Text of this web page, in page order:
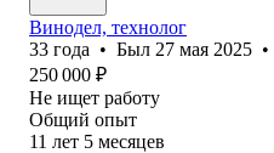
Винодел, технолог
33 года • Был 27 мая 2025 •
250 000 ₽
Не ищет работу
Общий опыт
11 лет 5 месяцев